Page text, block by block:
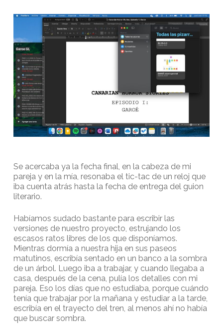
Se acercaba ya la fecha final, en la cabeza de mi
pareja y en la mía, resonaba el tic-tac de un reloj que
iba cuenta atrás hasta la fecha de entrega del guion
literario.
Habíamos sudado bastante para escribir las
versiones de nuestro proyecto, estrujando los
escasos ratos libres de los que disponíamos.
Mientras dormía a nuestra hija en sus paseos
matutinos, escribía sentado en un banco a la sombra
de un árbol. Luego iba a trabajar, y cuando llegaba a
casa, después de la cena, pulía los detalles con mi
pareja. Eso los días que no estudiaba, porque cuándo
tenía que trabajar por la mañana y estudiar a la tarde,
escribía en el trayecto del tren, al menos ahí no había
que buscar sombra.